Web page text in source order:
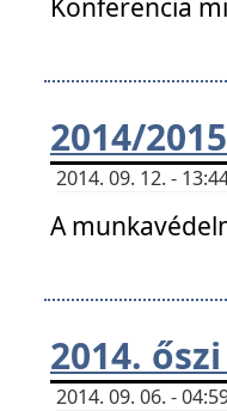
2014/
2014. 09. 12. -
A
2014.
2014. 09. 06. -